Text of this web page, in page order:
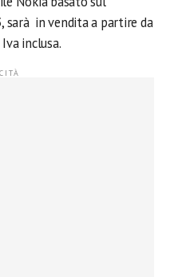
, sarà in vendita a partire da
inclusa.